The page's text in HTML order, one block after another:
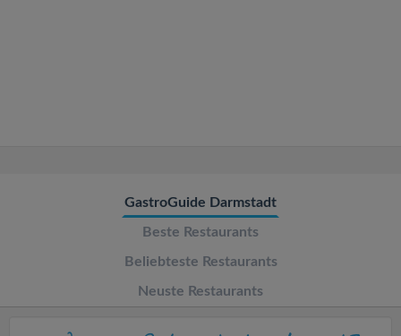
GastroGuide Darmstadt
Beste Restaurants
Beliebteste Restaurants
Neuste Restaurants